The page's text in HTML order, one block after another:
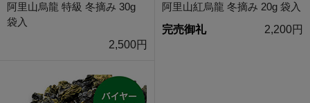
阿里山烏龍 特級 冬摘み 30g
袋入
2,500円
阿里山紅烏龍 冬摘み 20g 袋入
完売御礼
2,200円